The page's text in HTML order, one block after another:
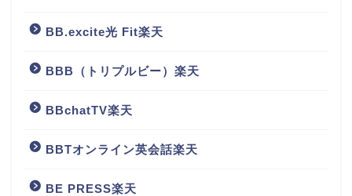
BB.excite光 Fit楽天
BBB（トリプルビー）楽天
BBchatTV楽天
BBTオンライン英会話楽天
BE PRESS楽天